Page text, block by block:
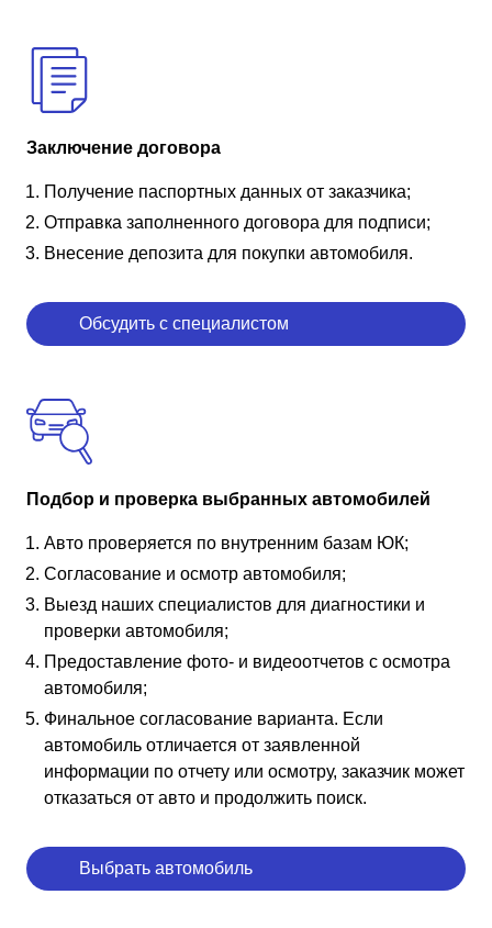
Заключение договора
Получение паспортных данных от заказчика;
Отправка заполненного договора для подписи;
Внесение депозита для покупки автомобиля.
Обсудить с специалистом
Подбор и проверка выбранных автомобилей
Авто проверяется по внутренним базам ЮК;
Согласование и осмотр автомобиля;
Выезд наших специалистов для диагностики и
проверки автомобиля;
Предоставление фото- и видеоотчетов с осмотра
автомобиля;
Финальное согласование варианта. Если
автомобиль отличается от заявленной
информации по отчету или осмотру, заказчик может
отказаться от авто и продолжить поиск.
Выбрать автомобиль